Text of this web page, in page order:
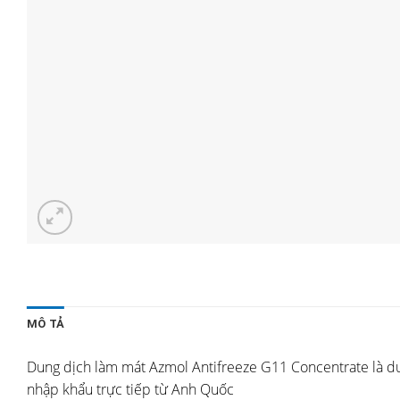
MÔ TẢ
Dung dịch làm mát Azmol Antifreeze G11 Concentrate là
nhập khẩu trực tiếp từ Anh Quốc